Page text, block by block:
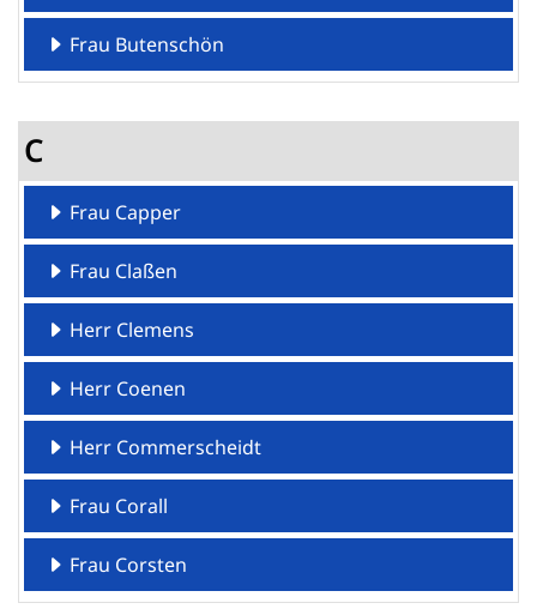
Frau Butenschön
C
Frau Capper
Frau Claßen
Herr Clemens
Herr Coenen
Herr Commerscheidt
Frau Corall
Frau Corsten